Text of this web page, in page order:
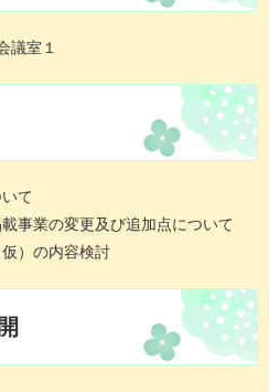
室１
て
事業の変更及び追加点について
）の内容検討